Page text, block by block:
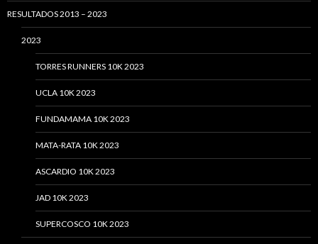
RESULTADOS 2013 – 2023
2023
TORRES RUNNERS 10K 2023
UCLA 10K 2023
FUNDAMAMA 10K 2023
MATA-RATA 10K 2023
ASCARDIO 10K 2023
JAD 10K 2023
SUPERCOSCO 10K 2023